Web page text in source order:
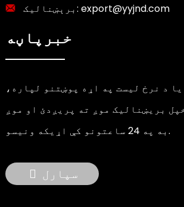
برېښنالیک: export@yyjnd.com
خبرپاڼه
یا د نرخ لیست په اړه پوښتنو لپاره،
بریښنالیک موږ ته پریږدئ او موږ
به په 24 ساعتونو کې اړیکه ونیسو.
سپارل